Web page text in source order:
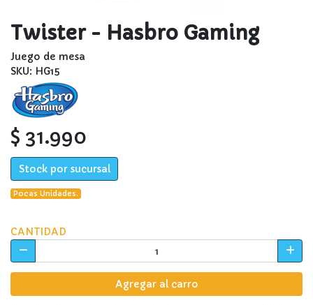
Twister - Hasbro Gaming
Juego de mesa
SKU: HG15
$ 31.990
Stock por sucursal
Pocas Unidades.
CANTIDAD
Agregar al carro